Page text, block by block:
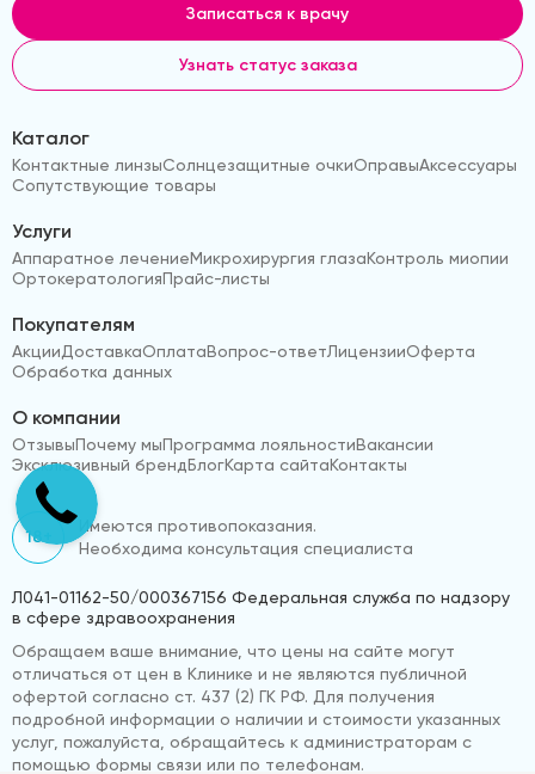
Записаться к врачу
Узнать статус заказа
Каталог
Контактные линзыСолнцезащитные очкиОправыАксессуары
Сопутствующие товары
Услуги
Аппаратное лечениеМикрохирургия глазаКонтроль миопии
ОртокератологияПрайс-листы
Покупателям
АкцииДоставкаОплатаВопрос-ответЛицензииОферта
Обработка данных
О компании
ОтзывыПочему мыПрограмма лояльностиВакансии
Эксклюзивный брендБлогКарта сайтаКонтакты
18+
Имеются противопоказания.
Необходима консультация специалиста
Л041-01162-50/000367156 Федеральная служба по надзору
в сфере здравоохранения
Обращаем ваше внимание, что цены на сайте могут
отличаться от цен в Клинике и не являются публичной
офертой согласно ст. 437 (2) ГК РФ. Для получения
подробной информации о наличии и стоимости указанных
услуг, пожалуйста, обращайтесь к администраторам с
помощью формы связи или по телефонам.